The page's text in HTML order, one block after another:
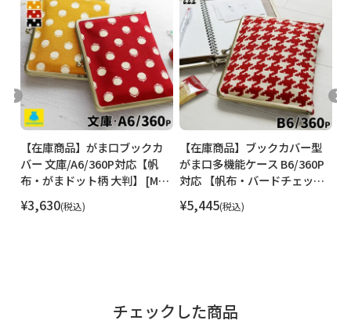
ます。
発送方法
ゆうパケット：全国一律330円2個までなら発送可
能
ゆうパック：全国一律770円日時指定可能
※10,000円以上ご購入頂いた場合は送料無料になります。
商品説明
読書好きさんの為のシンプルなブックカバー。
文庫本やA6サイズが収納可能なブックカバーです。バッグの
中で本がボロボロになるのを防いでくれるので、通勤・通学
の電車や、外出先で読書をしたい方におススメ。
能
【在庫商品】がま口ブックカ
バー 文庫/A6/360P対応【帆
布・がまドット柄 大判】 [M便
¥3,630 税込
【在庫商品】ブックカバー型
がま口多機能ケース B6/360P
対応 【帆布・バードチェッ
¥5,445 税込
チェックした商品